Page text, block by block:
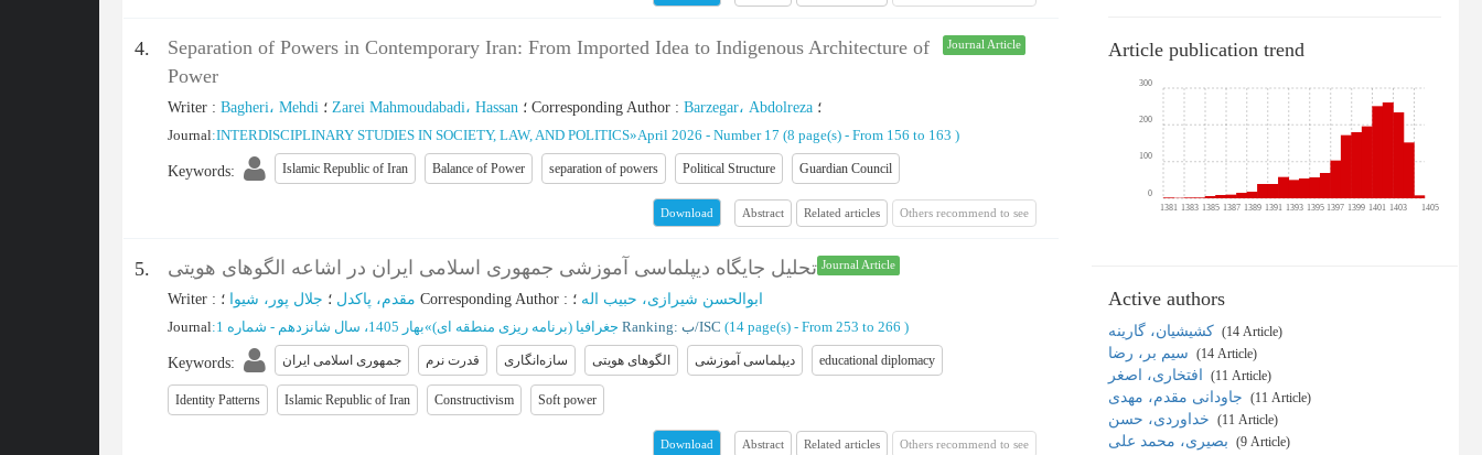
4.
Separation of Powers in Contemporary Iran: From Imported Idea to Indigenous Architecture of
Power
Journal Article
Writer : Bagheri، Mehdi Zarei Mahmoudabadi، Hassan Corresponding Author : Barzegar، Abdolreza ؛
Journal:INTERDISCIPLINARY STUDIES IN SOCIETY, LAW, AND POLITICS»April 2026 - Number 17 (‎8 page(s) - From 156 to 163 )
Keywords: Islamic Republic of Iran Balance of Power separation of powers Political Structure Guardian Council
Download Abstract Related articles Others recommend to see
5. تحلیل جایگاه دیپلماسی آموزشی جمهوری اسلامی ایران در اشاعه الگوهای هویتی Journal Article
Writer : مقدم، پاکدل ؛ جلال پور، شیوا Corresponding Author : ابوالحسن شیرازی، حبیب اله ؛
Journal: جغرافیا (برنامه ریزی منطقه ای)»بهار 1405، سال شانزدهم - شماره 1 Ranking: ب/ISC (‎14 page(s) - From 253 to 266 )
Keywords: جمهوری اسلامی ایران قدرت نرم سازه‌انگاری الگوهای هویتی دیپلماسی آموزشی educational diplomacy
Identity Patterns Islamic Republic of Iran Constructivism Soft power
Download Abstract Related articles Others recommend to see
Article publication trend
1381 1383 1385 1387 1389 1391 1393 1395 1397 1399 1401 1403 1405
0
100
200
300
Active authors
‎ (14 Article)
‎ (14 Article)
‎ (11 Article)
‎ (11 Article)
‎ (11 Article)
‎ (9 Article)